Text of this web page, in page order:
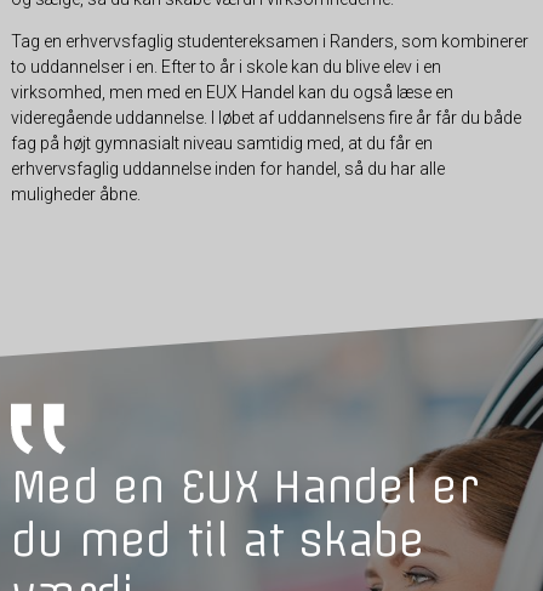
Tag en erhvervsfaglig studentereksamen i Randers, som kombinerer
to uddannelser i en. Efter to år i skole kan du blive elev i en
virksomhed, men med en EUX Handel kan du også læse en
videregående uddannelse. I løbet af uddannelsens fire år får du både
fag på højt gymnasialt niveau samtidig med, at du får en
erhvervsfaglig uddannelse inden for handel, så du har alle
muligheder åbne.
Med en EUX Handel er
du med til at skabe